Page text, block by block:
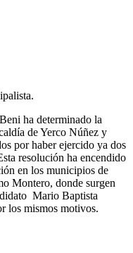
ha determinado la
de Yerco Núñez y
por haber ejercido ya dos
resolución ha encendido
en los municipios de
Montero, donde surgen
Mario Baptista
los mismos motivos.